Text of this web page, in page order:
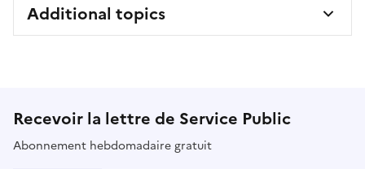
Additional topics
Recevoir la lettre de Service Public
Abonnement hebdomadaire gratuit